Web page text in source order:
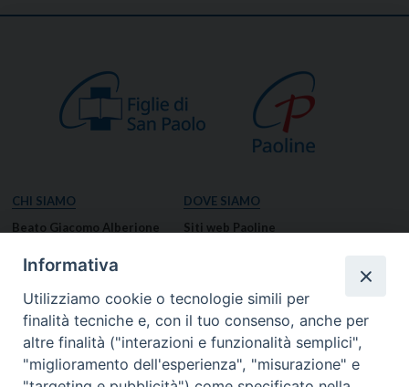
CHI SIAMO
Beato Giacomo Alberione
Missione Paolina
Luoghi delle Origini
Governo Generale
DOVE SIAMO
Siti web Paoline
Notizie dal governo generale
Notizie in breve
RISORSE
Informativa
Utilizziamo cookie o tecnologie simili per
finalità tecniche e, con il tuo consenso, anche per
altre finalità ("interazioni e funzionalità semplici",
"miglioramento dell'esperienza", "misurazione" e